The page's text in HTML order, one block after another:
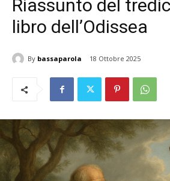
Riassunto del
libro dell’Odissea
By bassaparola 18 Ottobre 2025